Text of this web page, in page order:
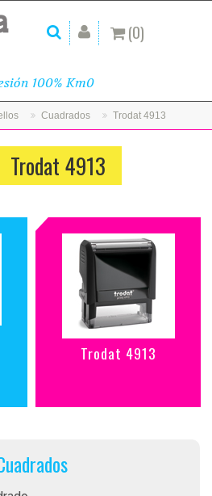
(0)
100% Km0
Cuadrados Trodat 4913
Trodat 4913
Trodat 4913